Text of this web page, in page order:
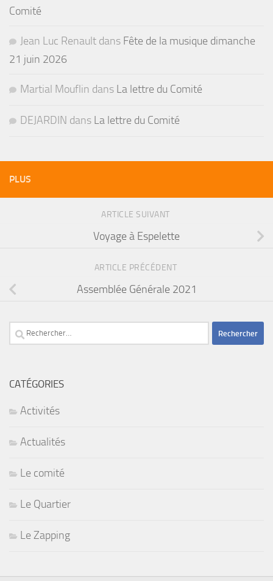
Comité
Jean Luc Renault dans Fête de la musique dimanche
21 juin 2026
Martial Mouflin dans La lettre du Comité
DEJARDIN dans La lettre du Comité
PLUS
ARTICLE SUIVANT
Voyage à Espelette
ARTICLE PRÉCÉDENT
Assemblée Générale 2021
Rechercher :
CATÉGORIES
Activités
Actualités
Le comité
Le Quartier
Le Zapping